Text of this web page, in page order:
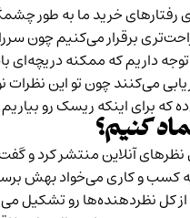
رفتارهای خرید ما به
و راحت‌تری برقرار می‌کنیم
داریم که ممکنه
ارزیابی می‌کنند چون تو
اینکه ریسک رو
کنیم؟
نظرهای آنلاین منتشر کرد و
یه کسب و کاری می‌خواد بهش
کل نظردهنده‌ها رو تشکیل